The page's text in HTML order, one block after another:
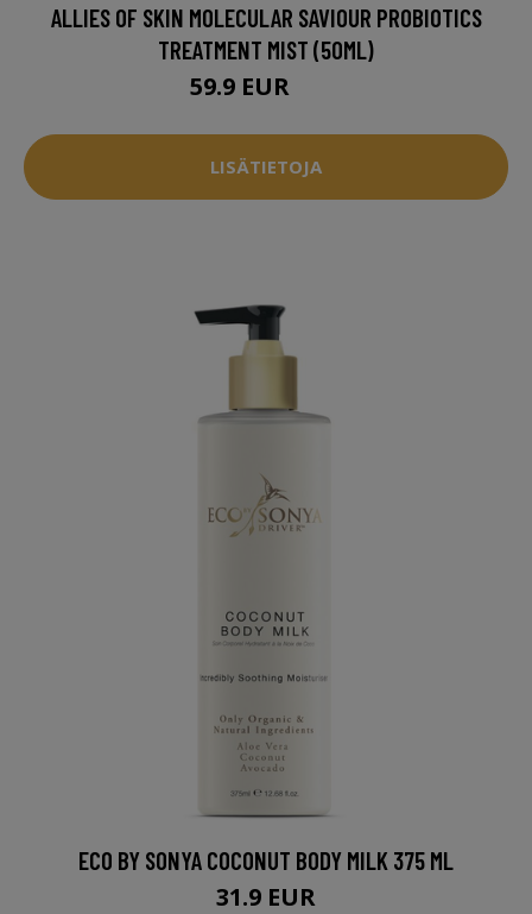
ALLIES OF SKIN MOLECULAR SAVIOUR PROBIOTICS
TREATMENT MIST (50ML)
59.9 EUR
LISÄTIETOJA
ECO BY SONYA COCONUT BODY MILK 375 ML
31.9 EUR